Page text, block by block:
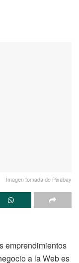
Imagen tomada de Pixabay
emprendimientos
a la Web es